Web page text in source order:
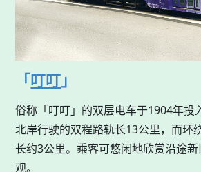
「叮叮 」
俗称「叮叮」的双层电车于1904年投
北岸行驶的双程路轨长13公里，而环
长约3公里。乘客可悠闲地欣赏沿途
观。